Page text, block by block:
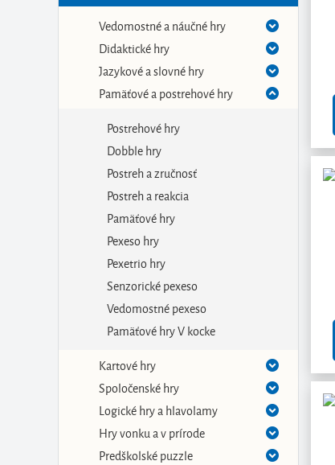
Vedomostné a náučné hry
Didaktické hry
Jazykové a slovné hry
Pamäťové a postrehové hry
Postrehové hry
Dobble hry
Postreh a zručnosť
Postreh a reakcia
Pamäťové hry
Pexeso hry
Pexetrio hry
Senzorické pexeso
Vedomostné pexeso
Pamäťové hry V kocke
Kartové hry
Spoločenské hry
Logické hry a hlavolamy
Hry vonku a v prírode
Predškolské puzzle